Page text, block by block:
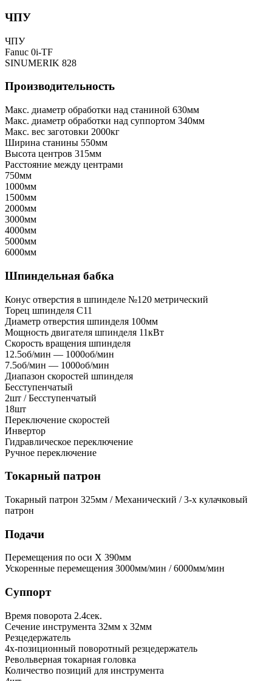
ЧПУ
ЧПУ
Fanuc 0i-TF
SINUMERIK 828
Производительность
Макс. диаметр обработки над станиной 630мм
Макс. диаметр обработки над суппортом 340мм
Макс. вес заготовки 2000кг
Ширина станины 550мм
Высота центров 315мм
Расстояние между центрами
750мм
1000мм
1500мм
2000мм
3000мм
4000мм
5000мм
6000мм
Шпиндельная бабка
Конус отверстия в шпинделе №120 метрический
Торец шпинделя C11
Диаметр отверстия шпинделя 100мм
Мощность двигателя шпинделя 11кВт
Скорость вращения шпинделя
12.5об/мин — 1000об/мин
7.5об/мин — 1000об/мин
Диапазон скоростей шпинделя
Бесступенчатый
2шт / Бесступенчатый
18шт
Переключение скоростей
Инвертор
Гидравлическое переключение
Ручное переключение
Токарный патрон
Токарный патрон 325мм / Механический / 3-х кулачковый
патрон
Подачи
Перемещения по оси X 390мм
Ускоренные перемещения 3000мм/мин / 6000мм/мин
Суппорт
Время поворота 2.4сек.
Сечение инструмента 32мм x 32мм
Резцедержатель
4х-позиционный поворотный резцедержатель
Револьверная токарная головка
Количество позиций для инструмента